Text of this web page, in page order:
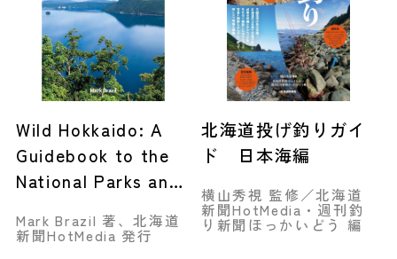
Wild Hokkaido: A
Guidebook to the
National Parks and
of Eastern
Mark Brazil 著、北海道
新聞HotMedia 発行
北海道投げ釣りガイ
ド 日本海編
横山秀視 監修／北海道
新聞HotMedia・週刊釣
り新聞ほっかいどう 編